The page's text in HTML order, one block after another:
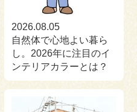
2026.08.05
自然体で心地よい暮ら
し。2026年に注目のイ
ンテリアカラーとは？